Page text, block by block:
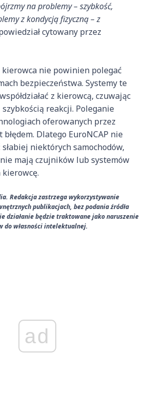
na problemy – szybkość,
z kondycją fizyczną – z
cytowany przez
kierowca nie powinien polegać
bezpieczeństwa. Systemy te
z kierowcą, czuwając
reakcji. Poleganie
oferowanych przez
Dlatego EuroNCAP nie
niektórych samochodów,
mają czujników lub systemów
kierowcę.
Redakcja zastrzega wykorzystywanie
publikacjach, bez podania źródła
działanie będzie traktowane jako naruszenie
do własności intelektualnej.
ad